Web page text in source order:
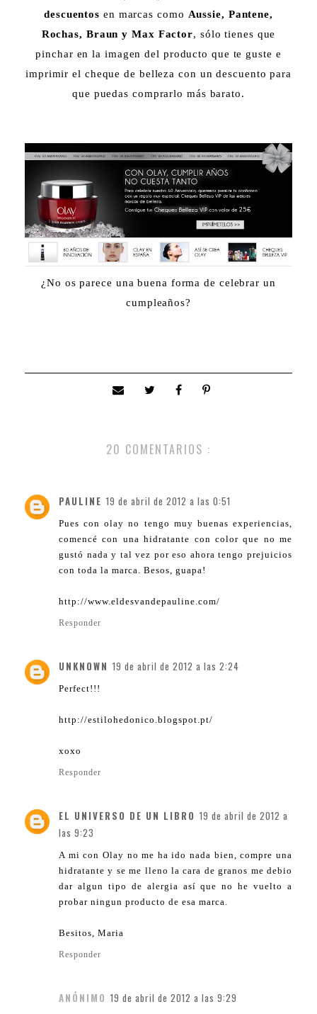
descuentos en marcas como Aussie, Pantene,
Rochas, Braun y Max Factor, sólo tienes que
pinchar en la imagen del producto que te guste e
imprimir el cheque de belleza con un descuento para
que puedas comprarlo más barato.
¿No os parece una buena forma de celebrar un
cumpleaños?
20 COMENTARIOS :
PAULINE 19 de abril de 2012 a las 0:51
Pues con olay no tengo muy buenas experiencias,
comencé con una hidratante con color que no me
gustó nada y tal vez por eso ahora tengo prejuicios
con toda la marca. Besos, guapa!
http://www.eldesvandepauline.com/
Responder
UNKNOWN 19 de abril de 2012 a las 2:24
Perfect!!!
http://estilohedonico.blogspot.pt/
xoxo
Responder
EL UNIVERSO DE UN LIBRO 19 de abril de 2012 a
las 9:23
A mi con Olay no me ha ido nada bien, compre una
hidratante y se me lleno la cara de granos me debio
dar algun tipo de alergia así que no he vuelto a
probar ningun producto de esa marca.
Besitos, Maria
Responder
ANÓNIMO 19 de abril de 2012 a las 9:29